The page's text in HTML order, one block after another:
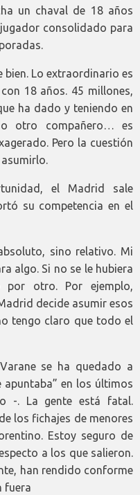
un chaval de 18 años
consolidado para
bien. Lo extraordinario es
18 años. 45 millones,
ha dado y teniendo en
otro compañero… es
Pero la cuestión
el Madrid sale
su competencia en el
sino relativo. Mi
algo. Si no se le hubiera
por otro. Por ejemplo,
decide asumir esos
tengo claro que todo el
se ha quedado a
en los últimos
-. La gente está fatal.
los fichajes de menores
Estoy seguro de
a los que salieron.
han rendido conforme
fuera